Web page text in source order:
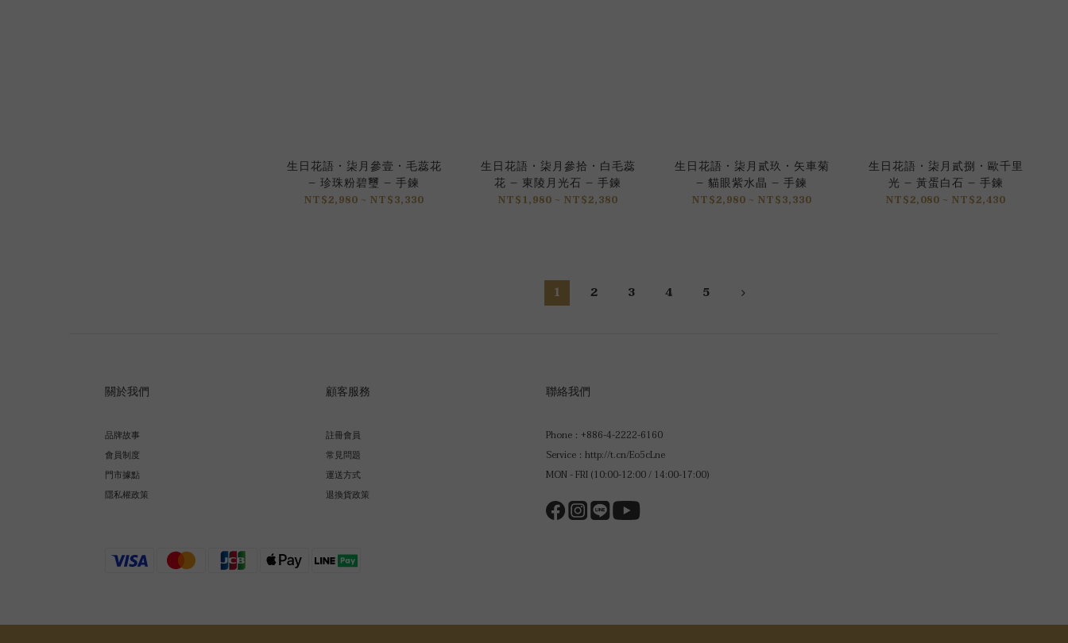
生日花語 • 柒月參壹 • 毛蕊花
– 珍珠粉碧璽 – 手鍊
NT$2,980 ~ NT$3,330
生日花語 • 柒月參拾 • 白毛蕊
花 – 東陵月光石 – 手鍊
NT$1,980 ~ NT$2,380
生日花語 • 柒月貳玖 • 矢車菊
– 貓眼紫水晶 – 手鍊
NT$2,980 ~ NT$3,330
生日花語 • 柒月貳捌 • 歐千里
光 – 黃蛋白石 – 手鍊
NT$2,080 ~ NT$2,430
1 2 3 4 5
關於我們
品牌故事
會員制度
門市據點
隱私權政策
顧客服務
註冊會員
常見問題
運送方式
退換貨政策
聯絡我們
Phone：+886-4-2222-6160
Service：http://t.cn/Eo5cLne
MON - FRI (10:00-12:00 / 14:00-17:00)